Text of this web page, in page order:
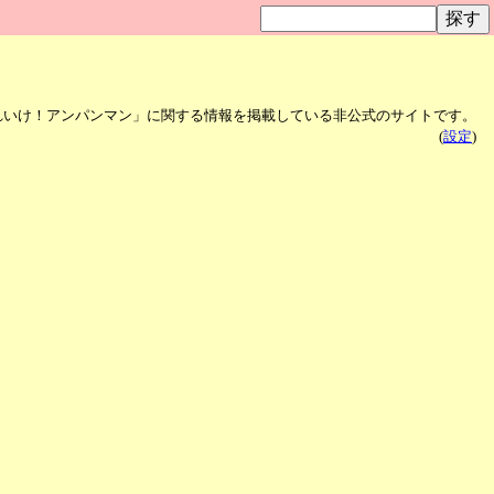
いけ！アンパンマン」に関する情報を掲載している非公式のサイトです。
(設定)